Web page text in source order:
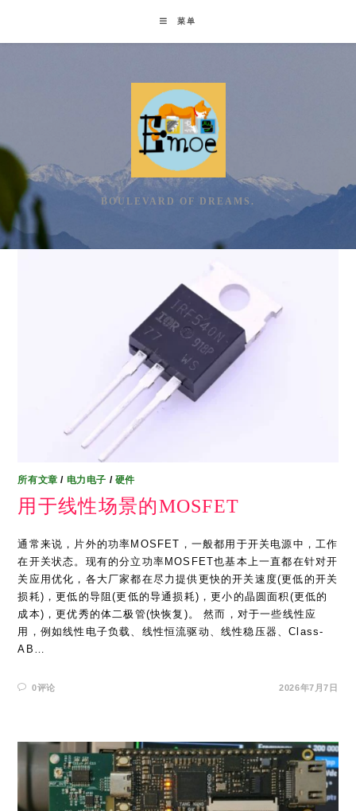
content
菜单
BOULEVARD OF DREAMS.
所有文章 / 电力电子 / 硬件
用于线性场景的MOSFET
通常来说，片外的功率MOSFET，一般都用于开关电源中，工作
在开关状态。现有的分立功率MOSFET也基本上一直都在针对开
关应用优化，各大厂家都在尽力提供更快的开关速度(更低的开关
损耗)，更低的导阻(更低的导通损耗)，更小的晶圆面积(更低的
成本)，更优秀的体二极管(快恢复)。 然而，对于一些线性应
用，例如线性电子负载、线性恒流驱动、线性稳压器、Class-
AB…
0评论 2026年7月7日